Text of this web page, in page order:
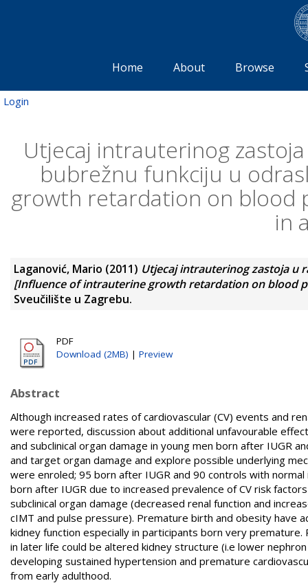
Home About Browse
Login
Utjecaj intrauterinog
bubrežnu funkciju u
growth retardation on blood
in
Laganović, Mario (2011) Utjecaj intrauterinog zastoja u
[Influence of intrauterine growth retardation on blood
Sveučilište u Zagrebu.
PDF
Download (2MB) | Preview
Abstract
Although increased rates of cardiovascular (CV) events and
were reported, discussion about additional unfavourable
and subclinical organ damage in young men born after IUGR
and target organ damage and explore possible underlying
were enroled; 95 born after IUGR and 90 controls with
born after IUGR due to increased prevalence of CV risk
subclinical organ damage (decreased renal function and
cIMT and pulse pressure). Premature birth and obesity have
kidney function especially in participants born very premature.
in later life could be altered kidney structure (i.e lower
developing sustained hypertension and premature
from early adulthood.